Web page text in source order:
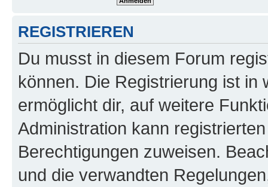
REGISTRIEREN
Du musst in diesem Forum
können. Die Registrierung ist in
ermöglicht dir, auf weitere
Administration kann
Berechtigungen zuweisen.
und die verwandten